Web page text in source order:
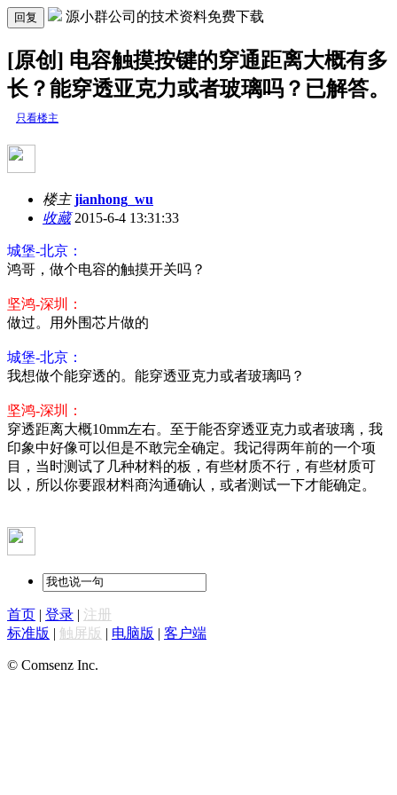
回复 源小群公司的技术资料免费下载
[原创] 电容触摸按键的穿通距离大概有多
长？能穿透亚克力或者玻璃吗？已解答。
只看楼主
楼主 jianhong_wu
收藏2015-6-4 13:31:33
城堡-北京：
鸿哥，做个电容的触摸开关吗？
坚鸿-深圳：
做过。用外围芯片做的
城堡-北京：
我想做个能穿透的。能穿透亚克力或者玻璃吗？
坚鸿-深圳：
穿透距离大概10mm左右。至于能否穿透亚克力或者玻璃，我
印象中好像可以但是不敢完全确定。我记得两年前的一个项
目，当时测试了几种材料的板，有些材质不行，有些材质可
以，所以你要跟材料商沟通确认，或者测试一下才能确定。
首页 | 登录 | 注册
标准版 | 触屏版 | 电脑版 | 客户端
© Comsenz Inc.